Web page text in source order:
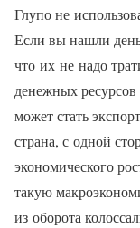
Глупо не
Если вы нашли
что их не надо
денежных
может стать
страна, с одной
экономического
такую
из оборота